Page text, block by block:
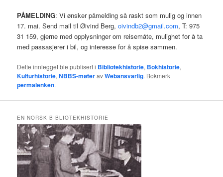
PÅMELDING: Vi ønsker påmelding så raskt som mulig og innen
17. mai. Send mail til Øivind Berg,oivindb2@gmail.com, T: 975
31 159, gjerne med opplysninger om reisemåte, mulighet for å ta
med passasjerer i bil, og interesse for å spise sammen.
Dette innlegget ble publisert i Bibliotekhistorie, Bokhistorie,
Kulturhistorie,NBBS-møteravWebansvarlig. Bokmerk
permalenken.
EN NORSK BIBLIOTEKHISTORIE